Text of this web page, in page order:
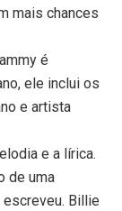
mais chances
é
ele inclui os
e artista
e a lírica.
de uma
Billie